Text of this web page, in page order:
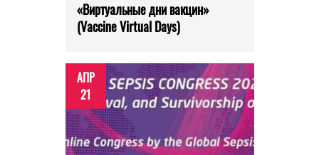
«Виртуальные дни вакцин»
(Vaccine Virtual Days)
АПР
21